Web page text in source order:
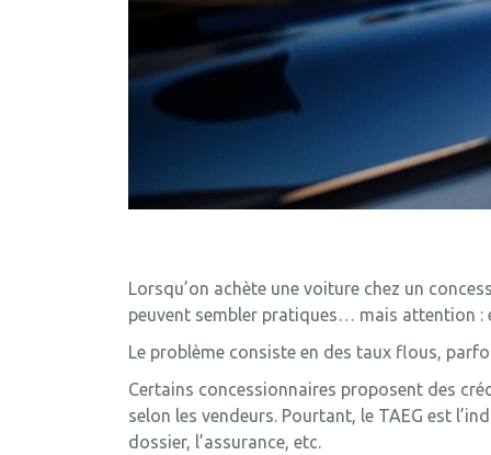
Lorsqu’on achète une voiture chez un
peuvent sembler pratiques… mais attention :
Le problème consiste en des taux flous,
Certains concessionnaires proposent des
selon les vendeurs. Pourtant, le TAEG est
dossier, l’assurance, etc.